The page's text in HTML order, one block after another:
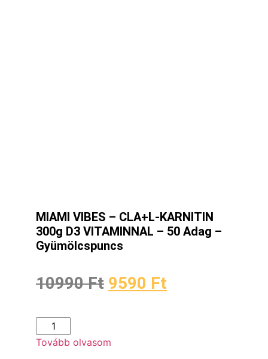
MIAMI VIBES – CLA+L-KARNITIN
300g D3 VITAMINNAL – 50 Adag –
Gyümölcspuncs
10990Ft 9590 Ft
Tovább olvasom